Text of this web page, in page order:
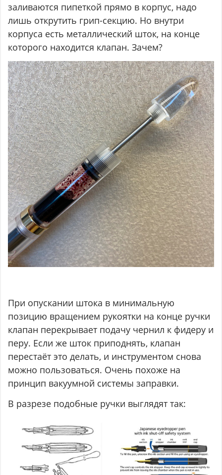
заливаются пипеткой прямо в корпус, надо
лишь открутить грип-секцию. Но внутри
корпуса есть металлический шток, на конце
которого находится клапан. Зачем?
При опускании штока в минимальную
позицию вращением рукоятки на конце ручки
клапан перекрывает подачу чернил к фидеру и
перу. Если же шток приподнять, клапан
перестаёт это делать, и инструментом снова
можно пользоваться. Очень похоже на
принцип вакуумной системы заправки.
В разрезе подобные ручки выглядят так: